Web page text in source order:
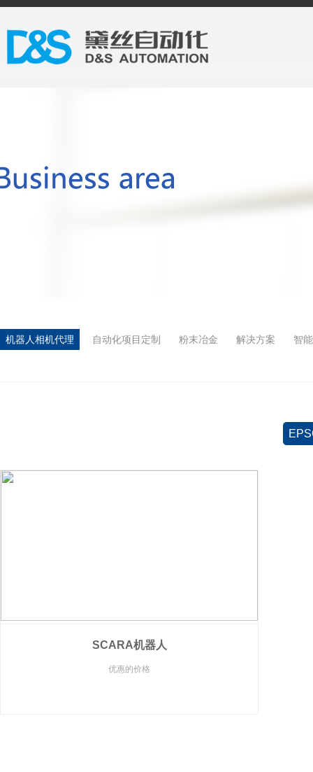
机器人相机代理 自动化项目定制 粉末冶金 解决方案 智
SCARA机器人
优惠的价格